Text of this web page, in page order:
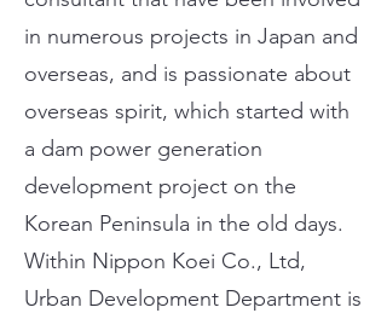
in numerous projects in Japan and
overseas, and is passionate about
overseas spirit, which started with
a dam power generation
development project on the
Korean Peninsula in the old days.
Within Nippon Koei Co., Ltd,
Urban Development Department is